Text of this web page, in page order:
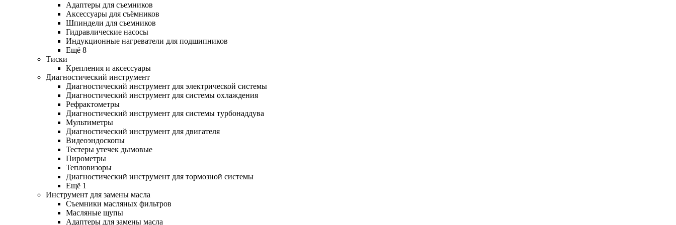
Адаптеры для съемников
Аксессуары для съёмников
Шпиндели для съемников
Гидравлические насосы
Индукционные нагреватели для подшипников
Ещё 8
Тиски
Крепления и аксессуары
Диагностический инструмент
Диагностический инструмент для электрической системы
Диагностический инструмент для системы охлаждения
Рефрактометры
Диагностический инструмент для системы турбонаддува
Мультиметры
Диагностический инструмент для двигателя
Видеоэндоскопы
Тестеры утечек дымовые
Пирометры
Тепловизоры
Диагностический инструмент для тормозной системы
Ещё 1
Инструмент для замены масла
Съемники масляных фильтров
Масляные щупы
Адаптеры для замены масла